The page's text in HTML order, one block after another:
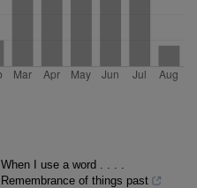
When I use a word . . . .
Remembrance of things past